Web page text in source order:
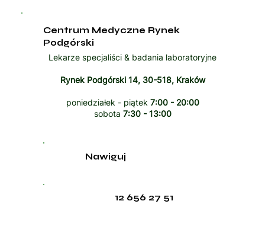
Centrum Medyczne Rynek
Podgórski
Lekarze specjaliści & badania laboratoryjne
Rynek Podgórski 14, 30-518, Kraków
poniedziałek - piątek 7:00 - 20:00
sobota 7:30 - 13:00
12 656 27 51
Nawiguj